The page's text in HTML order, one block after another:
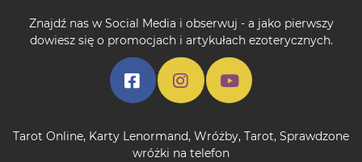
Znajdź nas w Social Media i obserwuj - a jako pierwszy
dowiesz się o promocjach i artykułach ezoterycznych.
Tarot Online, Karty Lenormand, Wróżby, Tarot, Sprawdzone
wróżki na telefon